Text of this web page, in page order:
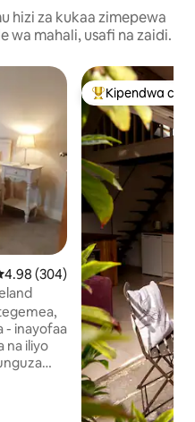
hizi za kukaa zimepewa
wa mahali, usafi na zaidi.
wa wastani wa 4.98
4.98 (304)
- inayofaa
na iliyo
Kipendwa
Kipendwa cha